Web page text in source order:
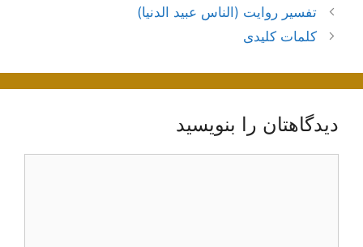
ناوبری
نوشته‌ها
تفسير روايت (الناس عبيد الدنيا)
کلمات کلیدی
دیدگاهتان را بنویسید